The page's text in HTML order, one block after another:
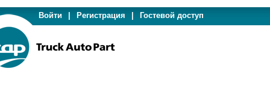
Войти Регистрация Гостевой доступ